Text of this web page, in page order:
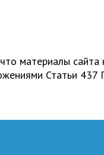
материалы сайта
Статьи